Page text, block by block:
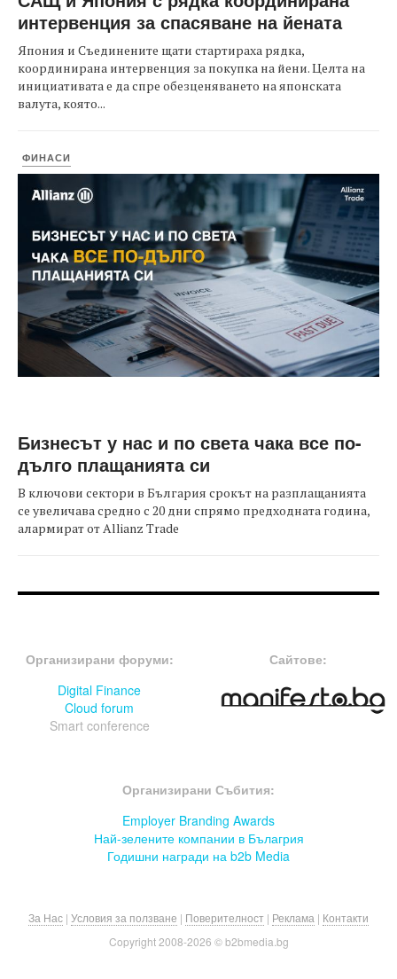
интервенция за спасяване на йената
Япония и Съединените щати стартираха рядка,
координирана интервенция за покупка на йени. Целта на
инициативата е да спре обезценяването на японската
валута, която...
ФИНАСИ
Бизнесът у нас и по света чака все по-
дълго плащанията си
В ключови сектори в България срокът на разплащанията
се увеличава средно с 20 дни спрямо предходната година,
алармират от Allianz Trade
Организирани форуми:
Digital Finance
Cloud forum
Smart conference
Сайтове:
Организирани Събития:
Employer Branding Awards
Най-зелените компании в Бълагрия
Годишни награди на b2b Media
За Нас | Условия за ползване | Поверителност | Реклама | Контакти
Copyright 2008-2026 © b2bmedia.bg